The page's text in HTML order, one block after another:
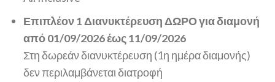
Επιπλέον 1 Διανυκτέρευση ΔΩΡΟ για διαμονή
από 01/09/2026 έως 11/09/2026
Στη δωρεάν διανυκτέρευση (1η ημέρα διαμονής)
δεν περιλαμβάνεται διατροφή